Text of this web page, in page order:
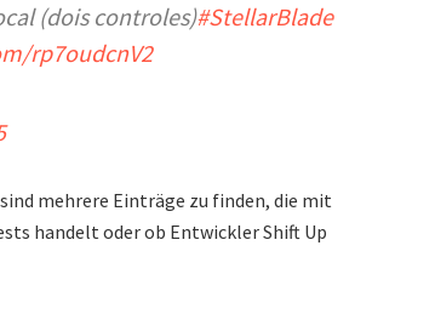
(dois controles)#StellarBlade
rp7oudcnV2
mehrere Einträge zu finden, die mit
handelt oder ob Entwickler Shift Up